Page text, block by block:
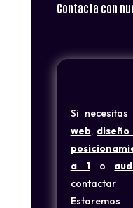
Contacta con
Si
web,
a 1o